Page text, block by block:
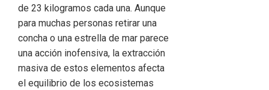
de 23 kilogramos cada una. Aunque
para muchas personas retirar una
concha o una estrella de mar parece
una acción inofensiva, la extracción
masiva de estos elementos afecta
el equilibrio de los ecosistemas